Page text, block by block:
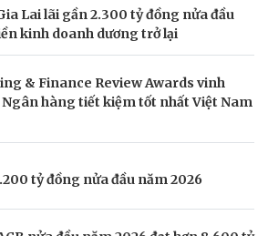
Lai lãi gần 2.300 tỷ đồng nửa đầu
kinh doanh dương trở lại
& Finance Review Awards vinh
Ngân hàng tiết kiệm tốt nhất Việt Nam
tỷ đồng nửa đầu năm 2026